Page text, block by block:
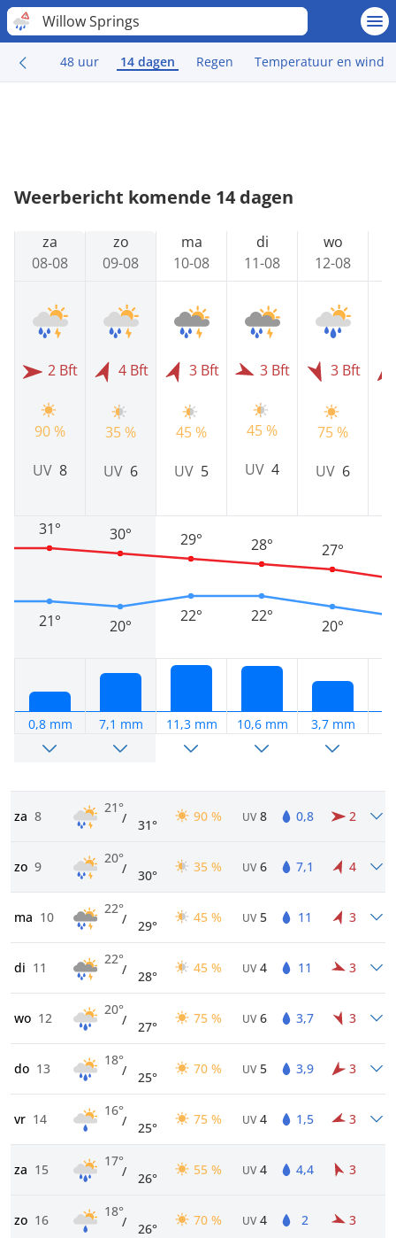
Willow Springs
48 uur 14 dagen Regen Temperatuur en wind
Weerbericht komende 14 dagen
za
08-08
2 Bft
90 %
UV 8
21°
31°
0,8 mm
zo
09-08
4 Bft
35 %
UV 6
20°
30°
7,1 mm
ma
10-08
3 Bft
45 %
UV 5
22°
29°
11,3 mm
di
11-08
3 Bft
45 %
UV 4
22°
28°
10,6 mm
wo
12-08
3 Bft
75 %
UV 6
20°
27°
3,7 mm
za 8
21°
/ 31°
90 % UV 8 0,8 2
zo 9
20°
/ 30°
35 % UV 6 7,1 4
ma 10
22°
/ 29°
45 % UV 5 11 3
di 11
22°
/ 28°
45 % UV 4 11 3
wo 12
20°
/ 27°
75 % UV 6 3,7 3
do 13
18°
/ 25°
70 % UV 5 3,9 3
vr 14
16°
/ 25°
75 % UV 4 1,5 3
za 15
17°
/ 26°
55 % UV 4 4,4 3
zo 16
18°
/ 26°
70 % UV 4 2 3